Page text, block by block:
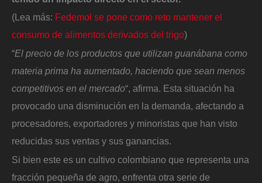
(Lea más: Fedemol se pone como reto mantener el
consumo de alimentos derivados del trigo)
“El precio de los productos que utilizan guanábana como
materia prima ha aumentado, haciendo que sean menos
competitivos en el mercado“, afirma. Esta situación ha
provocado una disminución en la demanda, afectando a
procesadores, exportadores y minoristas que han visto
reducidas sus ventas y sus ganancias.
Si bien este es un cultivo colombiano que representa una
fracción pequeña de agro, enfrenta otra serie de